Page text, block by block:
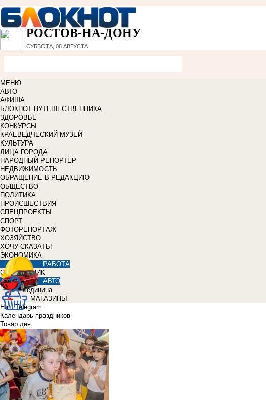
РОСТОВ-НА-ДОНУ
СУББОТА, 08 АВГУСТА
МЕНЮ
АВТО
АФИША
БЛОКНОТ ПУТЕШЕСТВЕННИКА
ЗДОРОВЬЕ
КОНКУРСЫ
КРАЕВЕДЧЕСКИЙ МУЗЕЙ
КУЛЬТУРА
ЛИЦА ГОРОДА
НАРОДНЫЙ РЕПОРТЁР
НЕДВИЖИМОСТЬ
ОБРАЩЕНИЕ В РЕДАКЦИЮ
ОБЩЕСТВО
ПОЛИТИКА
ПРОИСШЕСТВИЯ
СПЕЦПРОЕКТЫ
СПОРТ
ФОТОРЕПОРТАЖ
ХОЗЯЙСТВО
ХОЧУ СКАЗАТЬ!
ЭКОНОМИКА
РАБОТА
СПРАВОЧНИК
АВТО
Медицина
МАГАЗИНЫ
Наш Telegram
Календарь праздников
Товар дня